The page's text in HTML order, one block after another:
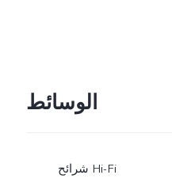
الوسائط
شرائح Hi-Fi